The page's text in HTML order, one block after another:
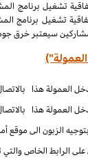
سيعتبر خرق
الزبون الى موقع
الرابط الخاص